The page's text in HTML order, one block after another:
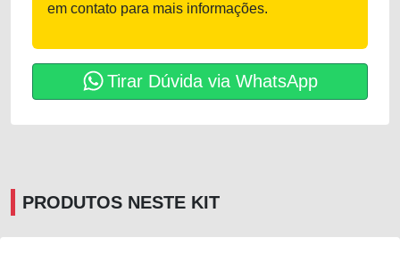
em contato para mais informações.
Tirar Dúvida via WhatsApp
PRODUTOS NESTE KIT